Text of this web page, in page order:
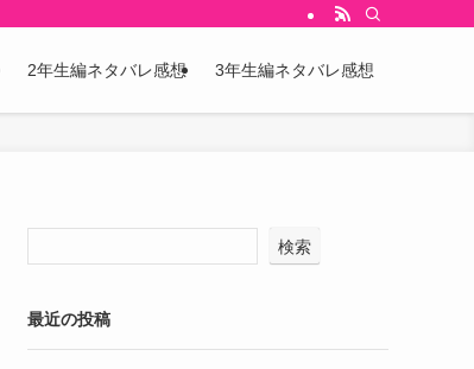
2年生編ネタバレ感想 3年生編ネタバレ感想
検索
最近の投稿